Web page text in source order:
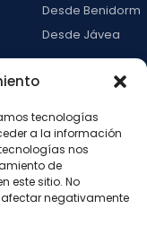
tecnologías
a la información
nos
de
este sitio. No
afectar negativamente
Desde Benidorm
Desde Jávea
LA ISLA
Actividades
Blog
Con niños